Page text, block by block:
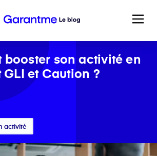
booster son activité en
et Caution ?
activité